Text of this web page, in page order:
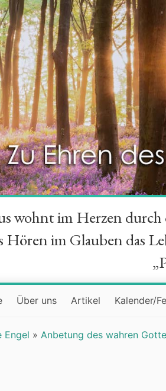
wohnt im Herzen durch
Hören im Glauben das
Über uns Artikel Kalender/
Engel » Anbetung des wahren